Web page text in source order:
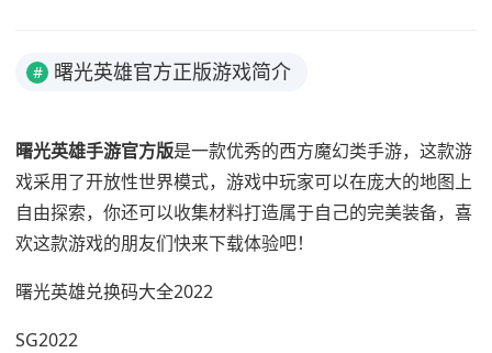
# 曙光英雄官方正版游戏简介
曙光英雄手游官方版是一款优秀的西方魔幻类手游，这款游
戏采用了开放性世界模式，游戏中玩家可以在庞大的地图上
自由探索，你还可以收集材料打造属于自己的完美装备，喜
欢这款游戏的朋友们快来下载体验吧！
曙光英雄兑换码大全2022
SG2022